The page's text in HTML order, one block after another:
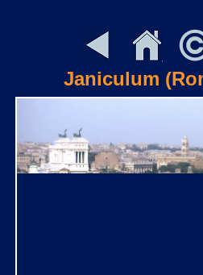
Janiculum